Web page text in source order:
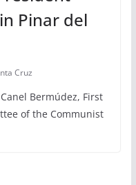
Pinar del
Cruz
Bermúdez, First
of the Communist